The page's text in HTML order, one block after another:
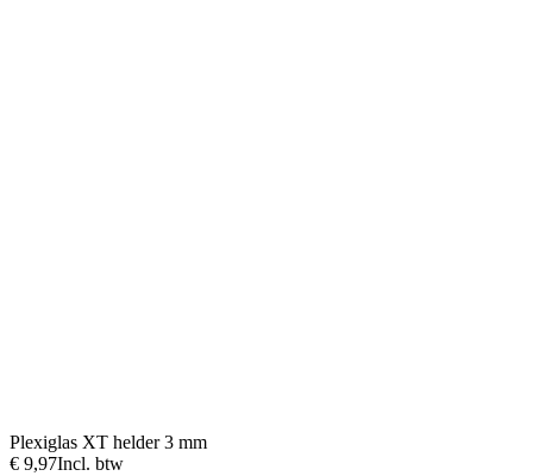
Plexiglas XT helder 3 mm
€ 9,97Incl. btw